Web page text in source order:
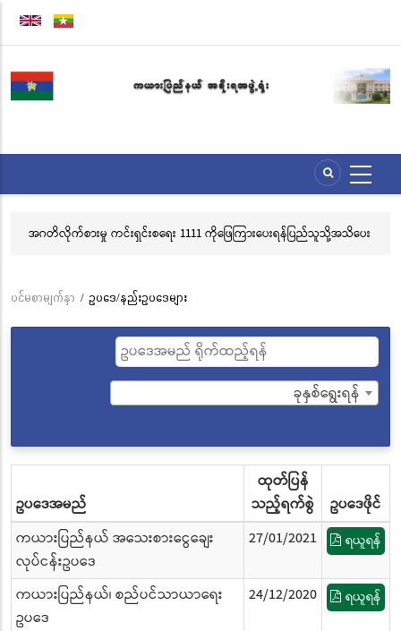
အဓိက
အကြောင်းအရာ
သွား
မည်
အဂတိလိုက်စားမှု ကင်းရှင်းစရေး 1111 ကိုဖြေကြားပေးရန်ပြည်သူသို့အသိပေး
Breadcrumb
ပင်မစာမျက်နှာ / ဥပဒေ/နည်းဥပဒေများ
ခုနှစ်ရွေးရန်
ဥပဒေအမည်
ထုတ်ပြန်
သည့်ရက်စွဲ
ဥပဒေဖိုင်
ကယားပြည်နယ် အသေးစားငွေချေး
လုပ်ငန်းဥပဒေ
27/01/2021 ရယူရန်
ကယားပြည်နယ်၊ စည်ပင်သာယာရေး
ဥပဒေ
24/12/2020 ရယူရန်